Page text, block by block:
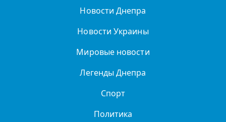
Новости Днепра
Новости Украины
Мировые новости
Легенды Днепра
Спорт
Политика